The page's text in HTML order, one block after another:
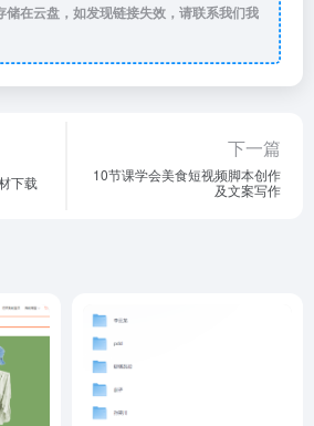
储在云盘，如发现链接失效，请联系我们我
下载
下一篇
10节课学会美食短视频脚本创作
及文案写作